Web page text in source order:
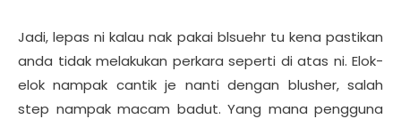
Jadi, lepas ni kalau nak pakai blsuehr tu kena pastikan
anda tidak melakukan perkara seperti di atas ni. Elok-
elok nampak cantik je nanti dengan blusher, salah
step nampak macam badut. Yang mana pengguna